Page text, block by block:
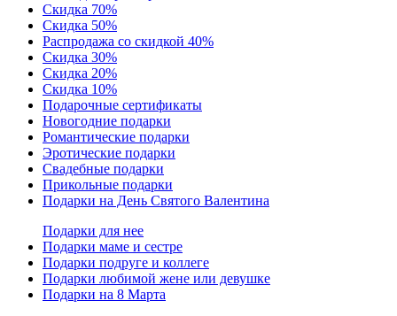
Скидка 70%
Скидка 50%
Распродажа со скидкой 40%
Скидка 30%
Скидка 20%
Скидка 10%
Подарочные сертификаты
Новогодние подарки
Романтические подарки
Эротические подарки
Свадебные подарки
Прикольные подарки
Подарки на День Святого Валентина
Подарки для нее
Подарки маме и сестре
Подарки подруге и коллеге
Подарки любимой жене или девушке
Подарки на 8 Марта